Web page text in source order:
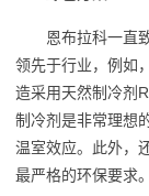
恩布拉科一直
领先于行业，例如
造采用天然制冷剂
制冷剂是非常理想
温室效应。此外，
最严格的环保要求。